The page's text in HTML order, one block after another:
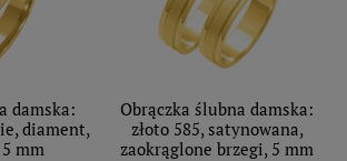
damska:
diament,
5 mm
Obrączka ślubna damska:
złoto 585, satynowana,
zaokrąglone brzegi, 5 mm